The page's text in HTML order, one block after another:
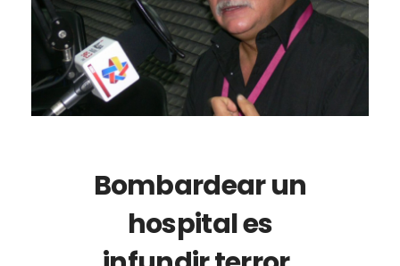
Bombardear un
hospital es